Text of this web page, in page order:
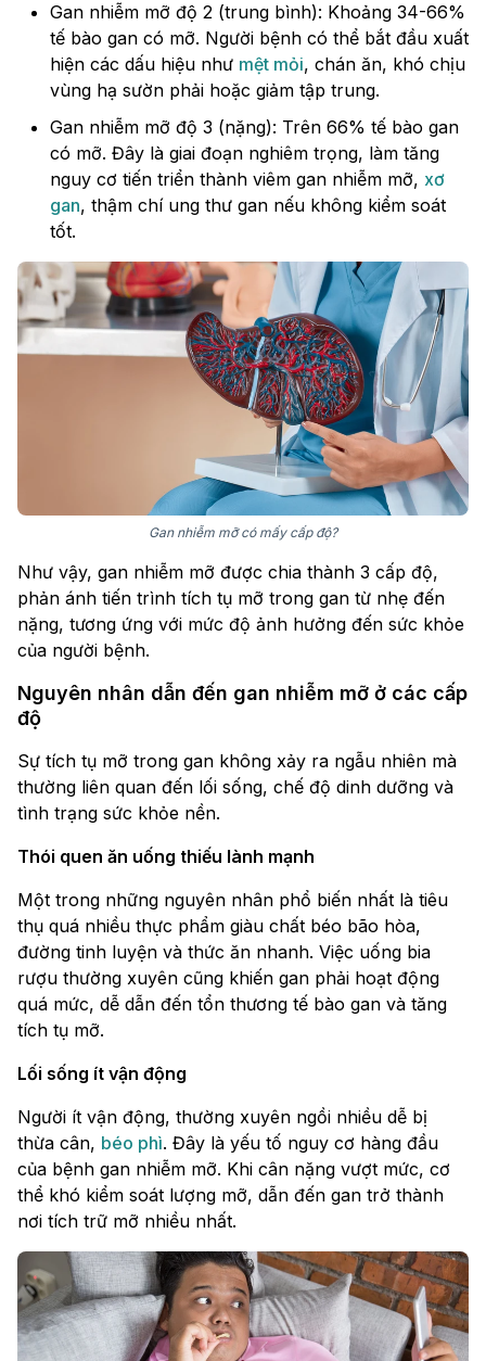
Gan nhiễm mỡ độ 2 (trung bình): Khoảng 34-66%
tế bào gan có mỡ. Người bệnh có thể bắt đầu xuất
hiện các dấu hiệu như mệt mỏi, chán ăn, khó chịu
vùng hạ sườn phải hoặc giảm tập trung.
Gan nhiễm mỡ độ 3 (nặng): Trên 66% tế bào gan
có mỡ. Đây là giai đoạn nghiêm trọng, làm tăng
nguy cơ tiến triển thành viêm gan nhiễm mỡ, xơ
gan, thậm chí ung thư gan nếu không kiểm soát
tốt.
Gan nhiễm mỡ có mấy cấp độ?
Như vậy, gan nhiễm mỡ được chia thành 3 cấp độ,
phản ánh tiến trình tích tụ mỡ trong gan từ nhẹ đến
nặng, tương ứng với mức độ ảnh hưởng đến sức khỏe
của người bệnh.
Nguyên nhân dẫn đến gan nhiễm mỡ ở các cấp
độ
Sự tích tụ mỡ trong gan không xảy ra ngẫu nhiên mà
thường liên quan đến lối sống, chế độ dinh dưỡng và
tình trạng sức khỏe nền.
Thói quen ăn uống thiếu lành mạnh
Một trong những nguyên nhân phổ biến nhất là tiêu
thụ quá nhiều thực phẩm giàu chất béo bão hòa,
đường tinh luyện và thức ăn nhanh. Việc uống bia
rượu thường xuyên cũng khiến gan phải hoạt động
quá mức, dễ dẫn đến tổn thương tế bào gan và tăng
tích tụ mỡ.
Lối sống ít vận động
Người ít vận động, thường xuyên ngồi nhiều dễ bị
thừa cân, béo phì. Đây là yếu tố nguy cơ hàng đầu
của bệnh gan nhiễm mỡ. Khi cân nặng vượt mức, cơ
thể khó kiểm soát lượng mỡ, dẫn đến gan trở thành
nơi tích trữ mỡ nhiều nhất.